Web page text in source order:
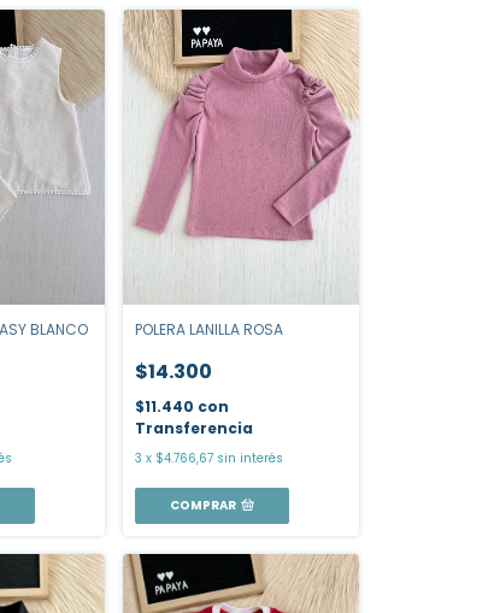
BLANCO POLERA LANILLA ROSA
$14.300
$11.440 con
Transferencia
3 x $4.766,67 sin interés
COMPRAR